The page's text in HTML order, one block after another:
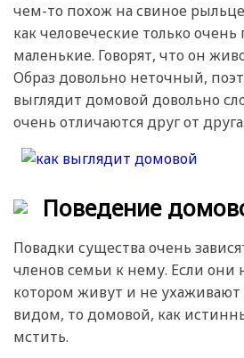
чем-то похож на свиное
как человеческие только
маленькие. Говорят, что он
Образ довольно неточный,
выглядит домовой довольно
очень отличаются друг от друга.
Поведение
Повадки существа очень
членов семьи к нему. Если они
котором живут и не
видом, то домовой, как
мстить.